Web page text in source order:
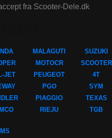
fra Scooter-Dele.dk
JET
MALAGUTI
MOTOCR
PEUGEOT
PGO
PIAGGIO
RIEJU
SUZUKI
SCOOTER
4T
SYM
TEXAS
TGB